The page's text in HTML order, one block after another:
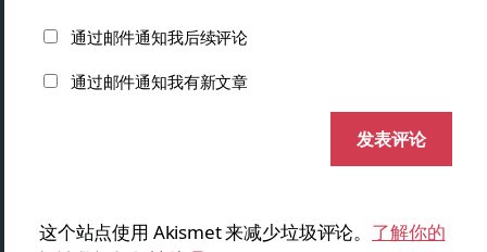
通过邮件通知我后续评论
通过邮件通知我有新文章
这个站点使用 Akismet 来减少垃圾评论。 了解你的